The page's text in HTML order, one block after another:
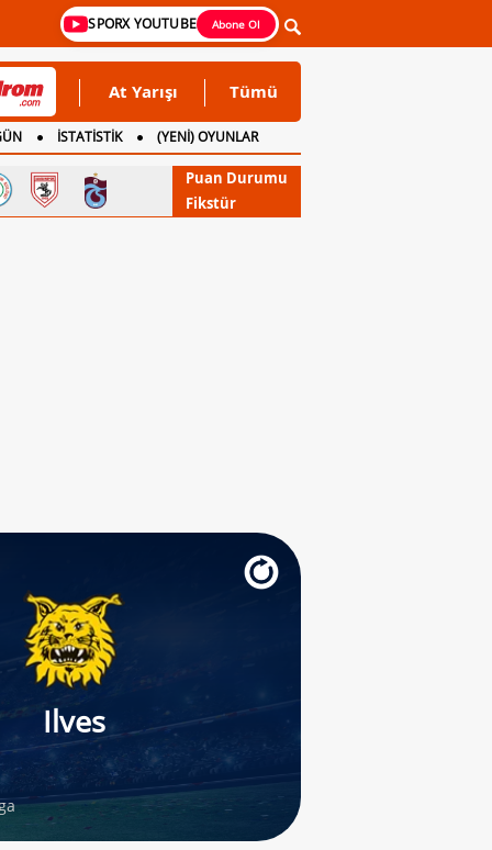
SPORX YOUTUBE Abone Ol
At Yarışı Tümü
İSTATİSTİK (YENİ) OYUNLAR
Puan Durumu
Fikstür
Ilves